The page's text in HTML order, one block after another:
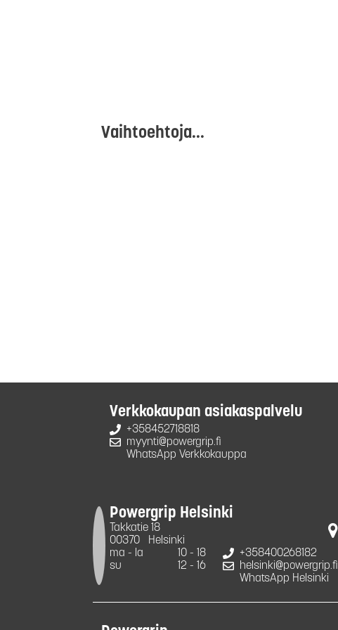
Vaihtoehtoja...
Verkkokaupan asiakaspalvelu
+358452718818
myynti@powergrip.fi
WhatsApp Verkkokauppa
Powergrip Helsinki
Takkatie 18
00370
Helsinki
ma - la
10 - 18
su
12 - 16
+358400268182
helsinki@powergrip.fi
WhatsApp Helsinki